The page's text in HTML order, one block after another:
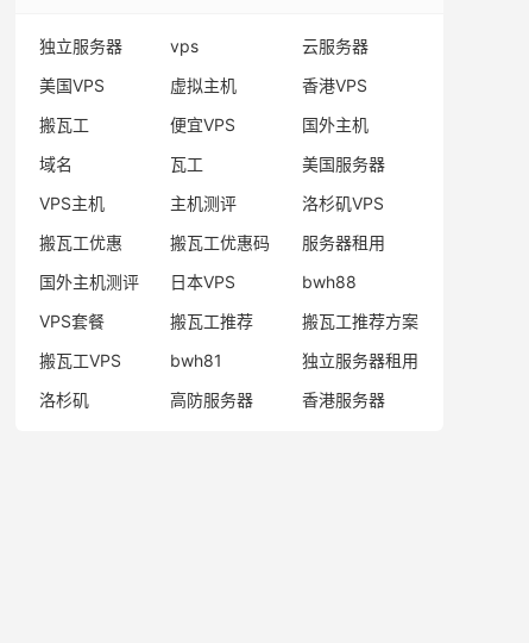
独立服务器 vps
云服务器
美国VPS
虚拟主机
香港VPS
搬瓦工
便宜VPS
国外主机
域名
瓦工
美国服务器
VPS主机
主机测评
洛杉矶VPS
搬瓦工优惠
搬瓦工优惠码
服务器租用
国外主机测评
日本VPS
bwh88
VPS套餐
搬瓦工推荐
搬瓦工推荐方案
搬瓦工VPS
bwh81
独立服务器租用
洛杉矶
高防服务器 香港服务器